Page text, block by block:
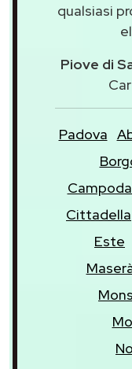
qualsiasi
Piove di
Padova
Cittadella
Este